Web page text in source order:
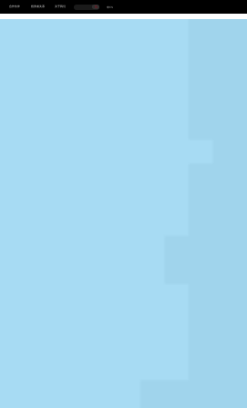
合作伙伴 投资者关系 关于我们 中EN